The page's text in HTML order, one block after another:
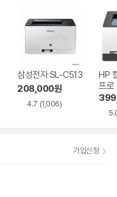
삼성전자 SL-C513
208,000원
4.7 (1,006)
HP
프
가입신청